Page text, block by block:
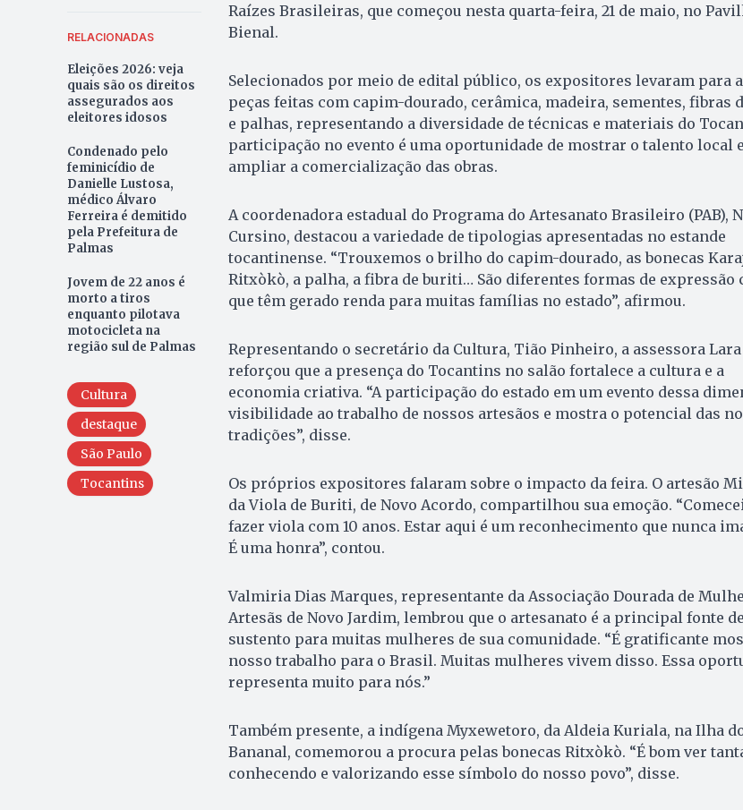
RELACIONADAS
Eleições 2026: veja
quais são os direitos
assegurados aos
eleitores idosos
Condenado pelo
feminicídio de
Danielle Lustosa,
médico Álvaro
Ferreira é demitido
pela Prefeitura de
Palmas
Jovem de 22 anos é
morto a tiros
enquanto pilotava
motocicleta na
região sul de Palmas
Cultura
destaque
São Paulo
Tocantins
Raízes Brasileiras, que começou nesta quarta-feira, 21 de maio, no
Bienal.
Selecionados por meio de edital público, os expositores levaram para
peças feitas com capim-dourado, cerâmica, madeira, sementes, fibras
e palhas, representando a diversidade de técnicas e materiais do
participação no evento é uma oportunidade de mostrar o talento local e
ampliar a comercialização das obras.
A coordenadora estadual do Programa do Artesanato Brasileiro (PAB),
Cursino, destacou a variedade de tipologias apresentadas no estande
tocantinense. “Trouxemos o brilho do capim-dourado, as bonecas
Ritxòkò, a palha, a fibra de buriti… São diferentes formas de expressão
que têm gerado renda para muitas famílias no estado”, afirmou.
Representando o secretário da Cultura, Tião Pinheiro, a assessora Lara
reforçou que a presença do Tocantins no salão fortalece a cultura e a
economia criativa. “A participação do estado em um evento dessa
visibilidade ao trabalho de nossos artesãos e mostra o potencial das
tradições”, disse.
Os próprios expositores falaram sobre o impacto da feira. O artesão
da Viola de Buriti, de Novo Acordo, compartilhou sua emoção.
fazer viola com 10 anos. Estar aqui é um reconhecimento que nunca
É uma honra”, contou.
Valmiria Dias Marques, representante da Associação Dourada de
Artesãs de Novo Jardim, lembrou que o artesanato é a principal fonte de
sustento para muitas mulheres de sua comunidade. “É gratificante
nosso trabalho para o Brasil. Muitas mulheres vivem disso. Essa
representa muito para nós.”
Também presente, a indígena Myxewetoro, da Aldeia Kuriala, na Ilha
Bananal, comemorou a procura pelas bonecas Ritxòkò. “É bom ver
conhecendo e valorizando esse símbolo do nosso povo”, disse.